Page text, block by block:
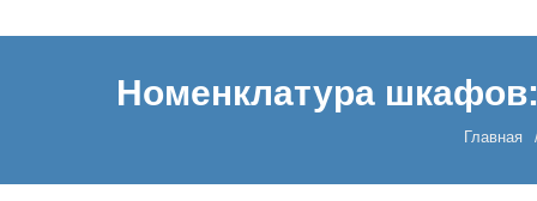
Номенклатура шкафов:
Главная